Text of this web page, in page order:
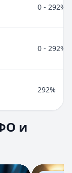
0 - 292%
0 - 292%
292%
8.
займ под
и
Перейти